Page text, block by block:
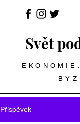
Svět
Příspěvek